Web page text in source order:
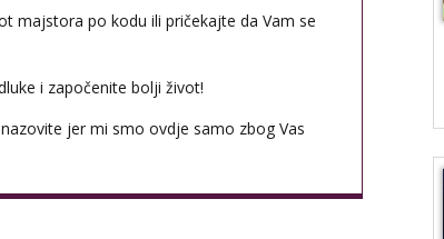
majstora po kodu ili pričekajte da Vam se
i započenite bolji život!
jer mi smo ovdje samo zbog Vas